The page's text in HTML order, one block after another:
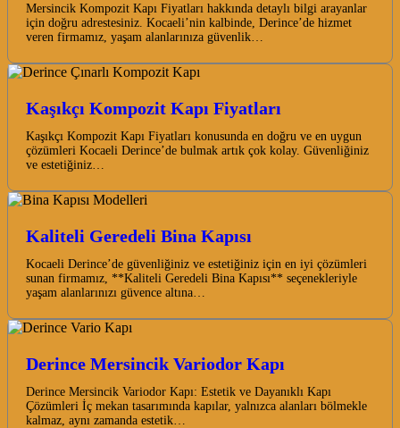
Mersincik Kompozit Kapı Fiyatları hakkında detaylı bilgi arayanlar
için doğru adrestesiniz. Kocaeli’nin kalbinde, Derince’de hizmet
veren firmamız, yaşam alanlarınıza güvenlik…
Kaşıkçı Kompozit Kapı Fiyatları
Kaşıkçı Kompozit Kapı Fiyatları konusunda en doğru ve en uygun
çözümleri Kocaeli Derince’de bulmak artık çok kolay. Güvenliğiniz
ve estetiğiniz…
Kaliteli Geredeli Bina Kapısı
Kocaeli Derince’de güvenliğiniz ve estetiğiniz için en iyi çözümleri
sunan firmamız, **Kaliteli Geredeli Bina Kapısı** seçenekleriyle
yaşam alanlarınızı güvence altına…
Derince Mersincik Variodor Kapı
Derince Mersincik Variodor Kapı: Estetik ve Dayanıklı Kapı
Çözümleri İç mekan tasarımında kapılar, yalnızca alanları bölmekle
kalmaz, aynı zamanda estetik…